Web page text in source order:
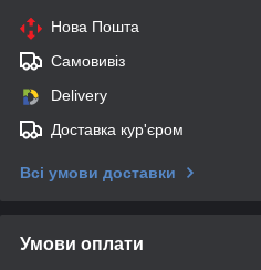
Нова Пошта
Самовивіз
Delivery
Доставка кур'єром
Всі умови доставки
Умови оплати